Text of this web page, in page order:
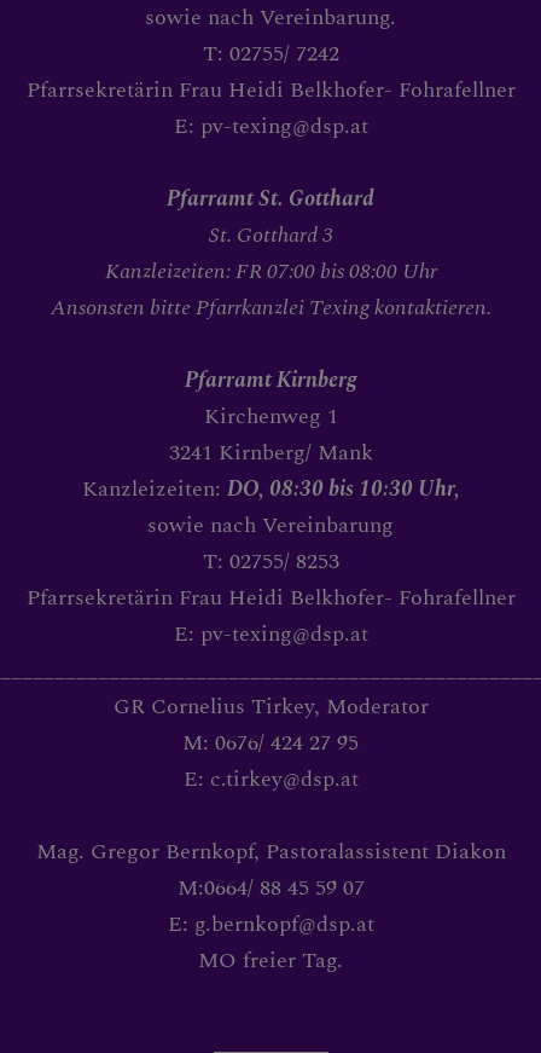
PFARRTEAM
BILDERGALERIE
PFARRLICHE GRUPPEN
KONTAKT
BIBLIOTEXING
ANBETUNG
MEDJUGORJE
BRAUCHBARE LINKS
sowie nach Vereinbarung.
T: 02755/ 7242
Pfarrsekretärin Frau Heidi Belkhofer- Fohrafellner
E: pv-texing@dsp.at
Pfarramt St. Gotthard
St. Gotthard 3
Kanzleizeiten: FR 07:00 bis 08:00 Uhr
Ansonsten bitte Pfarrkanzlei Texing kontaktieren.
Pfarramt Kirnberg
Kirchenweg 1
3241 Kirnberg/ Mank
Kanzleizeiten: DO, 08:30 bis 10:30 Uhr,
sowie nach Vereinbarung
T: 02755/ 8253
Pfarrsekretärin Frau Heidi Belkhofer- Fohrafellner
E: pv-texing@dsp.at
GR Cornelius Tirkey, Moderator
M: 0676/ 424 27 95
E: c.tirkey@dsp.at
Mag. Gregor Bernkopf, Pastoralassistent Diakon
M:0664/ 88 45 59 07
E: g.bernkopf@dsp.at
MO freier Tag.